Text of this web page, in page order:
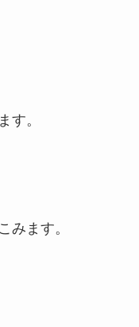
す。
みます。